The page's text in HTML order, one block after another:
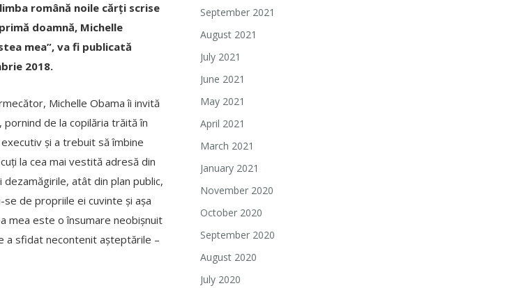
română noile cărți scrise
doamnă, Michelle
mea”, va fi publicată
2018.
Michelle Obama îi invită
de la copilăria trăită în
și a trebuit să îmbine
la cea mai vestită adresă din
atât din plan public,
de propriile ei cuvinte și așa
mea este o însumare neobișnuit
a sfidat necontenit așteptările –
September 2021
August 2021
July 2021
June 2021
May 2021
April 2021
March 2021
January 2021
November 2020
October 2020
September 2020
August 2020
July 2020